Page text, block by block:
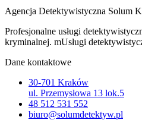
Agencja Detektywistyczna Solum
Profesjonalne usługi
kryminalnej. mUsługi
Dane kontaktowe
30-701 Kraków
ul. Przemysłowa 13 lok.5
48 512 531 552
biuro@solumdetektyw.pl